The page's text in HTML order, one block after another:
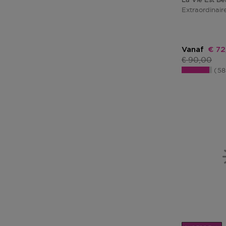
Vanaf €
Productprijs
€ 90,00